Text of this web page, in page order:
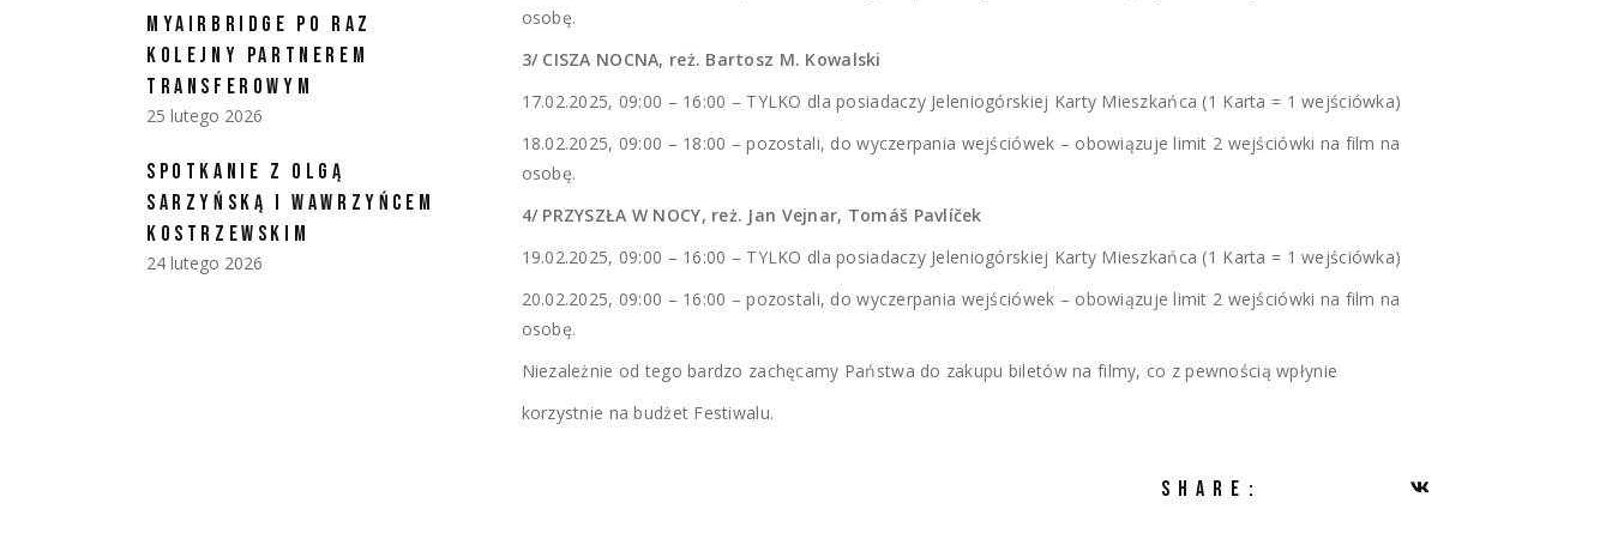
osobę.
3/ CISZA NOCNA, reż. Bartosz M. Kowalski
17.02.2025, 09:00 – 16:00 – TYLKO dla posiadaczy Jeleniogórskiej Karty Mieszkańca (1 Karta = 1 wejściówka)
18.02.2025, 09:00 – 18:00 – pozostali, do wyczerpania wejściówek – obowiązuje limit 2 wejściówki na film na
osobę.
4/ PRZYSZŁA W NOCY, reż. Jan Vejnar, Tomáš Pavlíček
19.02.2025, 09:00 – 16:00 – TYLKO dla posiadaczy Jeleniogórskiej Karty Mieszkańca (1 Karta = 1 wejściówka)
20.02.2025, 09:00 – 16:00 – pozostali, do wyczerpania wejściówek – obowiązuje limit 2 wejściówki na film na
osobę.
Niezależnie od tego bardzo zachęcamy Państwa do zakupu biletów na filmy, co z pewnością wpłynie
korzystnie na budżet Festiwalu.
SHARE:
MYAIRBRIDGE PO RAZ
KOLEJNY PARTNEREM
TRANSFEROWYM
25 lutego 2026
SPOTKANIE Z OLGĄ
SARZYŃSKĄ I WAWRZYŃCEM
KOSTRZEWSKIM
24 lutego 2026